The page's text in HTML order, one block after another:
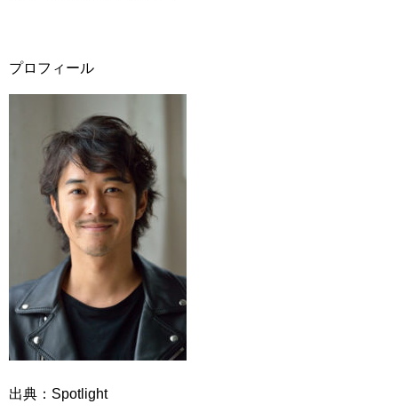
プロフィール
出典：Spotlight